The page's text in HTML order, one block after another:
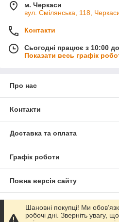
м. Черкаси
вул. Смілянська, 118,
Контакти
Сьогодні працює з 10:00
Показати весь графік
Про нас
Контакти
Доставка та оплата
Графік роботи
Повна версія сайту
Сайт створено на маркетплейсі
Шановні покупці! Ми
робочі дні. Зверніть увагу,